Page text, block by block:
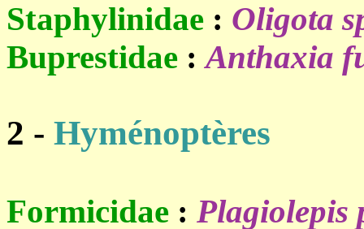
Staphylinidae : Oligota
Buprestidae :Anthaxia
2 - Hyménoptères
Formicidae : Plagiolepis